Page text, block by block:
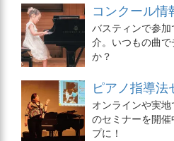
コンクール情
バスティンで参
介。いつもの曲
か？
ピアノ指導法
オンラインや実
のセミナーを開
プに！